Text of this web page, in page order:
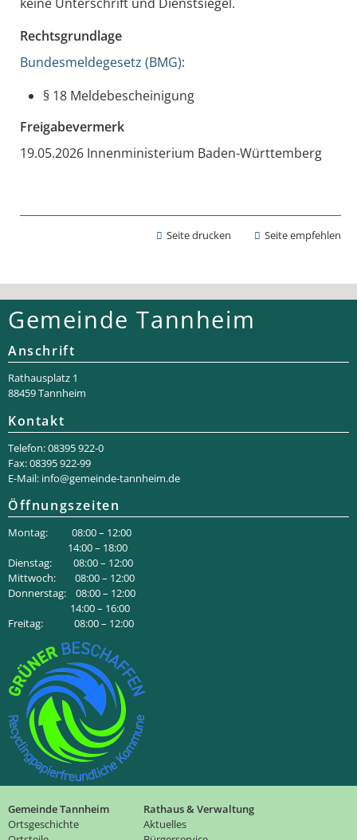
Rechtsgrundlage
Bundesmeldegesetz (BMG):
§ 18 Meldebescheinigung
Freigabevermerk
19.05.2026 Innenministerium Baden-Württemberg
Seite drucken Seite empfehlen
Gemeinde Tannheim
Anschrift
Rathaus­platz 1
88459 Tannheim
Kontakt
Telefon: 08395 922-0
Fax: 08395 922-99
E-Mail: info@gemeinde-tannheim.de
Öffnungszeiten
Montag: 08:00 – 12:00
14:00 – 18:00
Dienstag: 08:00 – 12:00
Mittwoch: 08:00 – 12:00
Donnerstag: 08:00 – 12:00
14:00 – 16:00
Freitag: 08:00 – 12:00
Gemeinde Tannheim
Ortsgeschichte
Rathaus & Verwaltung
Aktuelles